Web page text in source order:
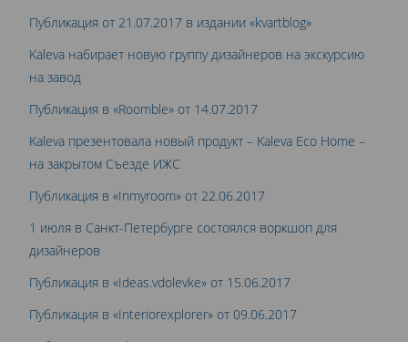
Публикация от 21.07.2017 в издании «kvartblog»
Kaleva набирает новую группу дизайнеров на экскурсию
на завод
Публикация в «Roomble» от 14.07.2017
Kaleva презентовала новый продукт – Kaleva Eco Home –
на закрытом Съезде ИЖС
Публикация в «Inmyroom» от 22.06.2017
1 июля в Санкт-Петербурге состоялся воркшоп для
дизайнеров
Публикация в «Ideas.vdolevke» от 15.06.2017
Публикация в «Interiorexplorer» от 09.06.2017